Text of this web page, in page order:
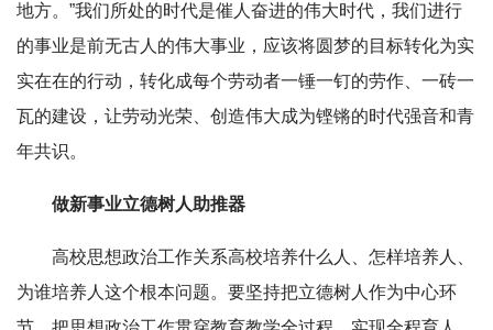
地方。”我们所处的时代是催人奋进的伟大时代，我们进行
的事业是前无古人的伟大事业，应该将圆梦的目标转化为实
实在在的行动，转化成每个劳动者一锤一钉的劳作、一砖一
瓦的建设，让劳动光荣、创造伟大成为铿锵的时代强音和青
年共识。
做新事业立德树人助推器
高校思想政治工作关系高校培养什么人、怎样培养人、
为谁培养人这个根本问题。要坚持把立德树人作为中心环